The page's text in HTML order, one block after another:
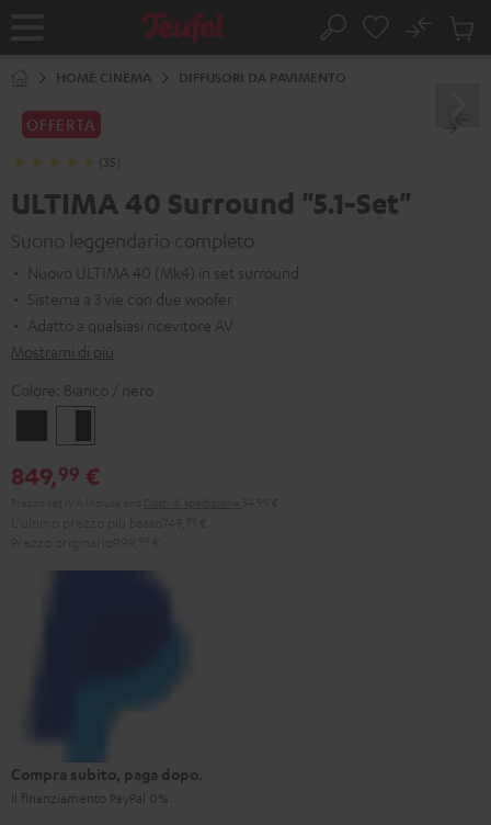
Pagina
Cerca
No
HOME CINEMA DIFFUSORI DA PAVIMENTO
OFFERTA
(35)
ULTIMA 40 Surround "5.1-Set"
Suono leggendario completo
Nuovo ULTIMA 40 (Mk4) in set surround
Sistema a 3 vie con due woofer
Adatto a qualsiasi ricevitore AV
Mostrami di più
Colore: Bianco / nero
/
nero
849,99 €
Compra subito, paga dopo.
Il finanziamento PayPal 0%.